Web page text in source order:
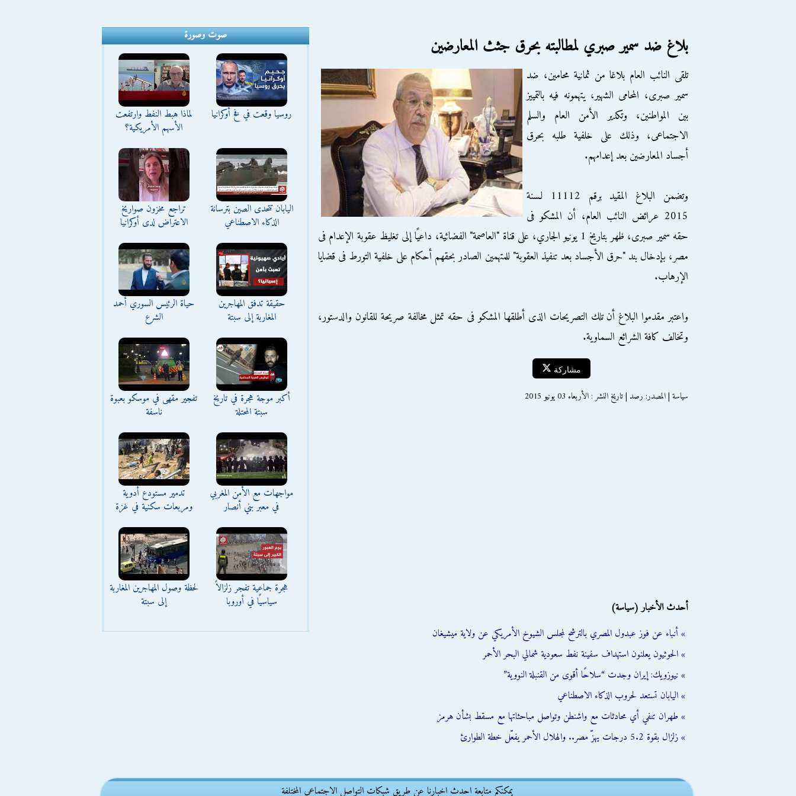
بلاغ ضد سمير صبري لمطالبته بحرق جثث المعارضين
تلقى النائب العام بلاغا من ثمانية محامين، ضد
سمير صبرى، المحامى الشهير، يتهمونه فيه بالتمييز
بين المواطنين، وتكدير الأمن العام والسلم
الاجتماعى، وذلك على خلفية طلبه بحرق
أجساد المعارضين بعد إعدامهم.
وتضمن البلاغ المقيد برقم 11112 لـسنة
2015 عرائض النائب العام، أن المشكو فى
حقه سمير صبرى، ظهر بتاريخ 1 يونيو الجاري، على قناة "العاصمة" الفضائية، داعيًا إلى تغليظ عقوبة الإعدام فى
مصر، بإدخال بند "حرق الأجساد بعد تنفيذ العقوبة" للمتهمين الصادر بحقهم أحكام على خلفية التورط فى قضايا
الإرهاب.
واعتبر مقدموا البلاغ أن تلك التصريحات الذى أطلقها المشكو فى حقه تمثل مخالفة صريحة للقانون والدستور،
وتخالف كافة الشرائع السماوية.
مشاركة
سياسة | المصدر: رصد | تاريخ النشر : الأربعاء 03 يونيو 2015
أحدث الأخبار (سياسة)
» أنباء عن فوز عبدول المصري بالترشح لمجلس الشيوخ الأمريكي عن ولاية ميشيغان
» الحوثيون يعلنون استهداف سفينة نفط سعودية شمالي البحر الأحمر
» نيوزويك: إيران وجدت “سلاحًا أقوى من القنبلة النووية”
» اليابان تستعد لحروب الذكاء الاصطناعي
» طهران تنفي أي محادثات مع واشنطن وتواصل مباحثاتها مع مسقط بشأن هرمز
» زلزال بقوة 5.2 درجات يهزّ مصر.. والهلال الأحمر يفعّل خطة الطوارئ
صوت وصورة
روسيا وقعت في فخ أوكرانيا
لماذا هبط النفط وارتفعت
الأسهم الأمريكية؟
اليابان تتحدى الصين بترسانة
الذكاء الاصطناعي
تراجع مخزون صواريخ
الاعتراض لدى أوكرانيا
حقيقة تدفق المهاجرين
المغاربة إلى سبتة
حياة الرئيس السوري أحمد
الشرع
أكبر موجة هجرة في تاريخ
سبتة المحتلة
تفجير مقهى في موسكو بعبوة
ناسفة
مواجهات مع الأمن المغربي
في معبر بني أنصار
تدمير مستودع أدوية
ومربعات سكنية في غزة
هجرة جماعية تفجر زلزالاً
سياسيًا في أوروبا
لحظة وصول المهاجرين المغاربة
إلى سبتة
يمكنكم متابعة احدث اخبارنا عن طريق شبكات التواصل الاجتماعى المختلفة